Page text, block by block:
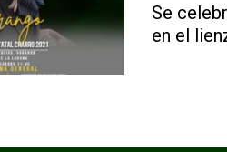
Se
en el